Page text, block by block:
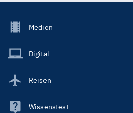
Footer
Main
Medien
Digital
Reisen
Wissenstest